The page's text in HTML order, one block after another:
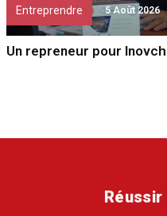
Entreprendre 5 Août 2026
Un repreneur pour